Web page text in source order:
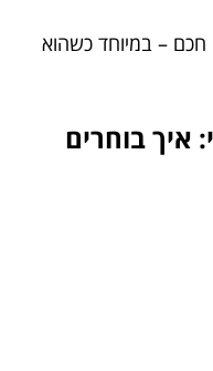
חכם – במיוחד כשהוא
איך בוחרים